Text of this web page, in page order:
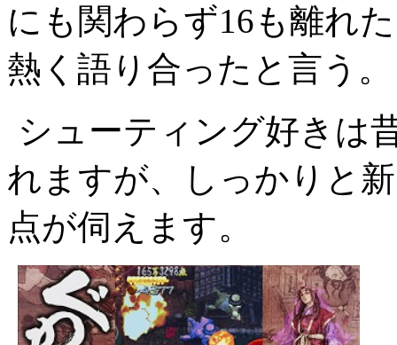
にも関わらず16も離れ
熱く語り合ったと言う。
シューティング好きは
れますが、しっかりと
点が伺えます。